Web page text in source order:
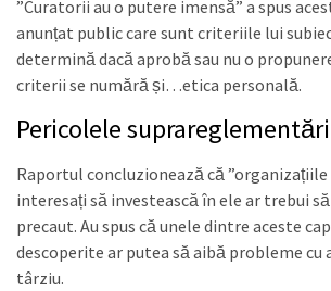
”Curatorii au o putere imensă” a spus
anunțat public care sunt criteriile lui
determină dacă aprobă sau nu o
criterii se numără și…etica personală.
Pericolele
Raportul concluzionează că ”organizațiile
interesați să investească în ele ar trebui
precaut. Au spus că unele dintre aceste
descoperite ar putea să aibă probleme cu
târziu.